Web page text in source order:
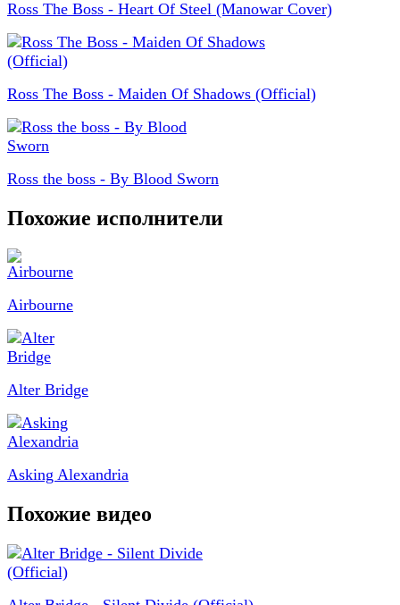
Ross The Boss - Heart Of Steel (Manowar Cover)
Ross The Boss - Maiden Of Shadows (Official)
Ross the boss - By Blood Sworn
Похожие исполнители
Airbourne
Alter Bridge
Asking Alexandria
Похожие видео